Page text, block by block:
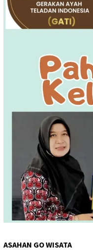
ASAHAN GO WISATA